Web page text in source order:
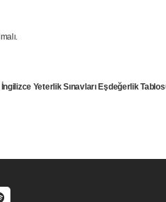
Yeterlik Sınavları Eşdeğerlik